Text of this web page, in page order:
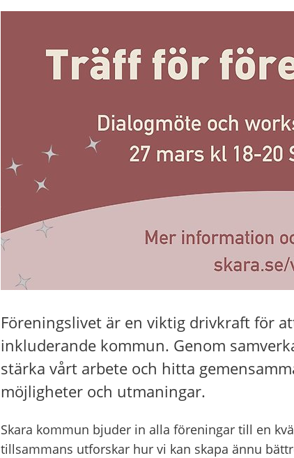
Föreningslivet är en viktig drivkraft för
inkluderande kommun. Genom
stärka vårt arbete och hitta
möjligheter och utmaningar.
Skara kommun bjuder in alla föreningar till en
tillsammans utforskar hur vi kan skapa ännu